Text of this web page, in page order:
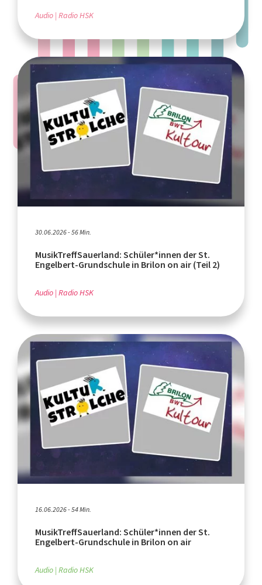
Audio Radio HSK
30.06.2026 - 56 Min.
MusikTreffSauerland: Schüler*innen der St.
Engelbert-Grundschule in Brilon on air (Teil 2)
Audio Radio HSK
16.06.2026 - 54 Min.
MusikTreffSauerland: Schüler*innen der St.
Engelbert-Grundschule in Brilon on air
Audio Radio HSK